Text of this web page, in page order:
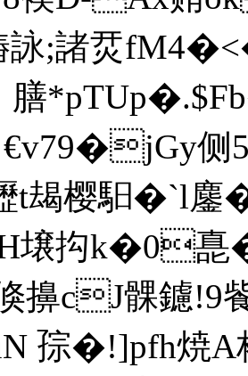
詠;諸烎
膳
€v79�jGy
樱 馹�`l鏖
H壌抅k�0嗭
cJ髁鑢!9
孮�!]pfh焼A